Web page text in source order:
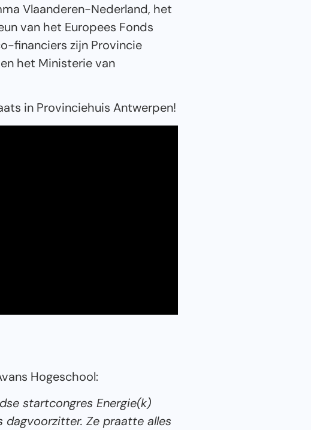
Vlaanderen-Nederland, het
van het Europees Fonds
financiers zijn Provincie
het Ministerie van
in Provinciehuis Antwerpen!
Hogeschool:
startcongres Energie(k)
Ze praatte alles